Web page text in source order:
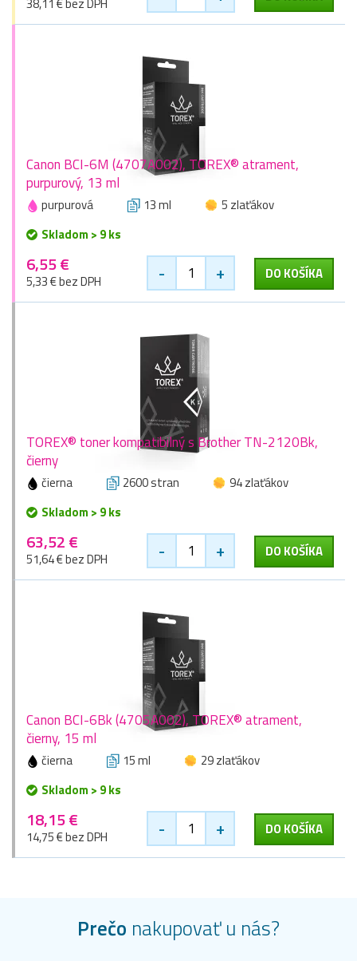
38,11 € bez DPH
Canon BCI-6M (4707A002), TOREX® atrament,
purpurový, 13 ml
purpurová 13 ml
5 zlaťákov
Skladom > 9 ks
6,55 €
5,33 € bez DPH - + DO KOŠÍKA
TOREX® toner kompatibilný s Brother TN-2120Bk,
čierny
čierna 2600 stran
94 zlaťákov
Skladom > 9 ks
63,52 €
51,64 € bez DPH - + DO KOŠÍKA
Canon BCI-6Bk (4705A002), TOREX® atrament,
čierny, 15 ml
čierna 15 ml
29 zlaťákov
Skladom > 9 ks
18,15 €
14,75 € bez DPH - + DO KOŠÍKA
Prečo nakupovať u nás?